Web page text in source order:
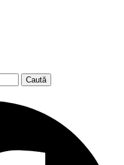
Caută